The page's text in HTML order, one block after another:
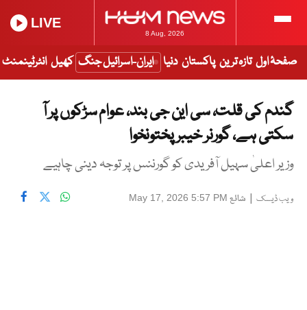
8 Aug, 2026
LIVE
صفحۂ اول تازہ ترین پاکستان دنیا ایران-اسرائیل جنگ کھیل انٹرٹینمنٹ
گندم کی قلت، سی این جی بند، عوام سڑکوں پر آ
سکتی ہے، گورنر خیبر پختونخوا
وزیر اعلیٰ سہیل آفریدی کو گورننس پر توجہ دینی چاہیے
ویب ڈیسک | شائع May 17, 2026 5:57 PM